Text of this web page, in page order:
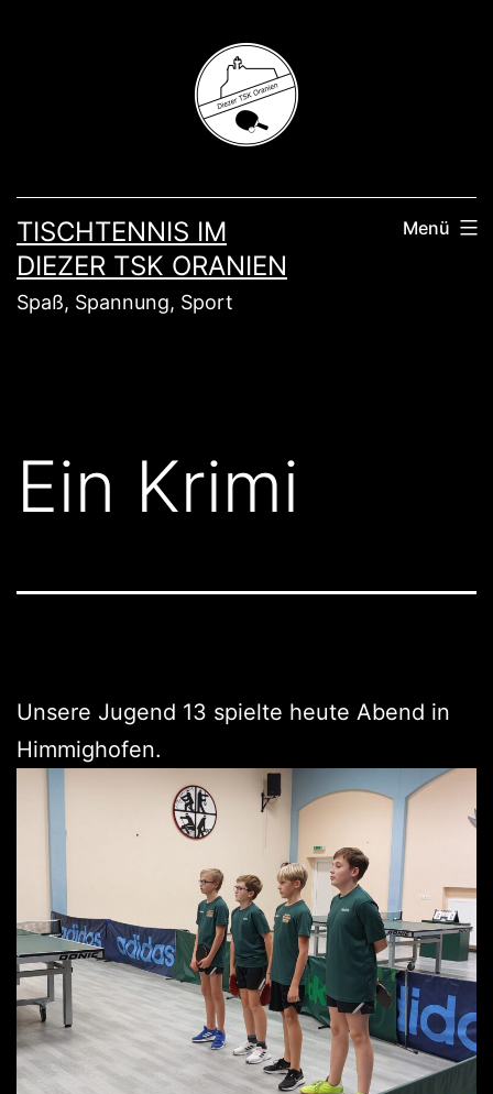
TISCHTENNIS IM
DIEZER TSK ORANIEN
Spaß, Spannung, Sport
Menü
Ein Krimi
Unsere Jugend 13 spielte heute Abend in
Himmighofen.